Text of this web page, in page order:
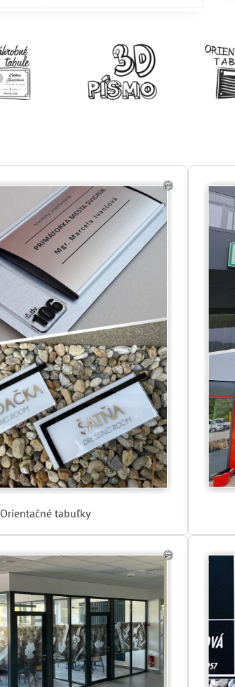
Orientačné tabuľky